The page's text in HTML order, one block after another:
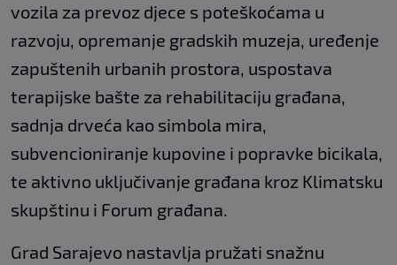
vozila za prevoz djece s poteškoćama u
razvoju, opremanje gradskih muzeja, uređenje
zapuštenih urbanih prostora, uspostava
terapijske bašte za rehabilitaciju građana,
sadnja drveća kao simbola mira,
subvencioniranje kupovine i popravke bicikala,
te aktivno uključivanje građana kroz Klimatsku
skupštinu i Forum građana.
Grad Sarajevo nastavlja pružati snažnu